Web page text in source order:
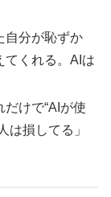
自分が恥ずか
てくれる。AIは
だけで“AIが使
は損してる」